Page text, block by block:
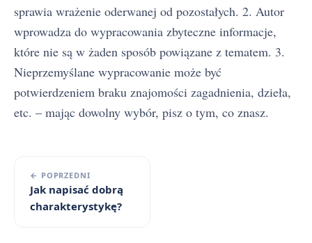
sprawia wrażenie oderwanej od pozostałych. 2. Autor
wprowadza do wypracowania zbyteczne informacje,
które nie są w żaden sposób powiązane z tematem. 3.
Nieprzemyślane wypracowanie może być
potwierdzeniem braku znajomości zagadnienia, dzieła,
etc. – mając dowolny wybór, pisz o tym, co znasz.
← POPRZEDNI
Jak napisać dobrą
charakterystykę?